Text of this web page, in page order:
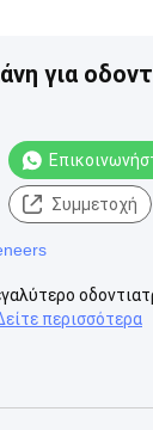
για
Συμμετοχή
περισσότερα